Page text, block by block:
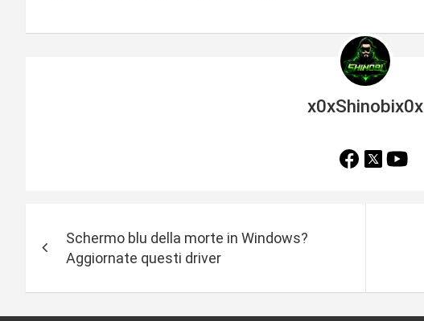
x0xShinobix0x
v
Schermo blu della morte in Windows?
Aggiornate questi driver